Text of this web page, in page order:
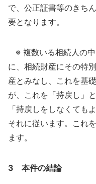
で、公正証書等のきち
要となります。
※ 複数いる相続人の
に、相続財産にその特
産とみなし、これを基
が、これを「持戻し」
「持戻しをしなくても
それに従います。これ
ます。
3 本件の結論